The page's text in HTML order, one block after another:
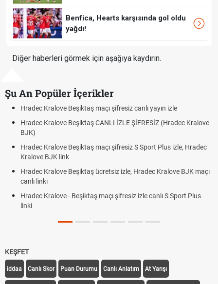
Benfica, Hearts karşısında gol oldu
yağdı!
Diğer haberleri görmek için aşağıya kaydırın.
Şu An Popüler İçerikler
şifresiz canlı yayın izle
İZLE ŞİFRESİZ (Hradec Kralove
şifresiz S Sport Plus izle, Hradec
izle, Hradec Kralove BJK maçı
şifresiz izle canlı S Sport Plus
Hradec Kralove - Beşiktaş
Hradec Kralove Beşiktaş
Trivela Nedir? Trivela Vuruşu
Plonjon Nedir? Kalecilikte
KEŞFET
iddaa Canlı Skor Puan Durumu Canlı Anlatım At Yarışı